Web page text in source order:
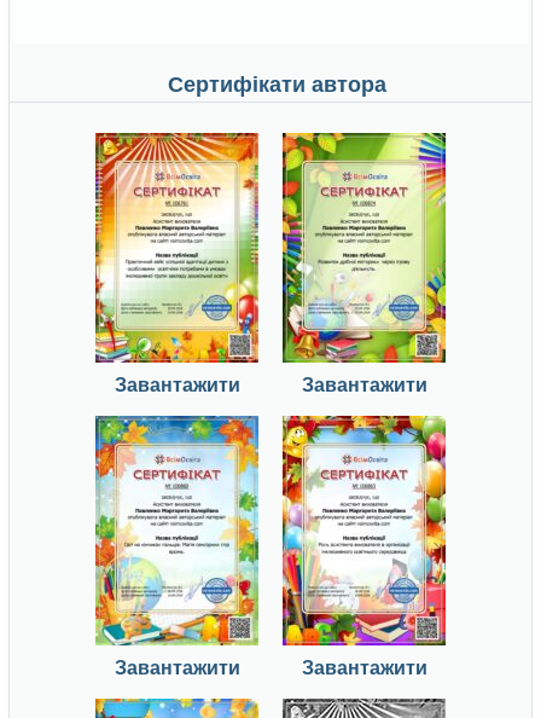
Сертифікати автора
Завантажити Завантажити
Завантажити Завантажити